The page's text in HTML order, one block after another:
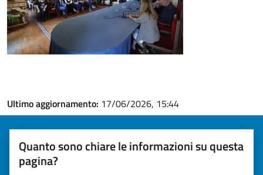
Ultimo aggiornamento: 17/06/2026, 15:44
Quanto sono chiare le informazioni su questa
pagina?